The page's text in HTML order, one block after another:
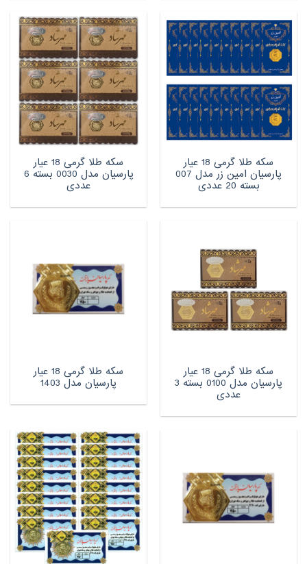
سکه طلا گرمی 18 عیار
پارسیان امین زر مدل 007
بسته 20 عددی
سکه طلا گرمی 18 عیار
پارسیان مدل 0030 بسته 6
عددی
سکه طلا گرمی 18 عیار
پارسیان مدل 0100 بسته 3
عددی
سکه طلا گرمی 18 عیار
پارسیان مدل 1403